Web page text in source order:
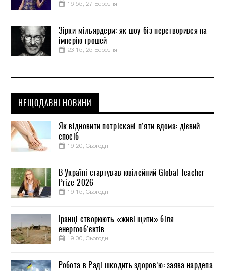
16:55, 27 Березня
Зірки-мільярдери: як шоу-біз перетворився на
імперію грошей
23:15, 25 Березня
НЕЩОДАВНІ НОВИНИ
Як відновити потріскані п’яти вдома: дієвий
спосіб
19:20, Сьогодні
В Україні стартував ювілейний Global Teacher
Prize-2026
19:15, Сьогодні
Іранці створюють «живі щити» біля
енергооб’єктів
19:00, Сьогодні
Робота в Раді шкодить здоров’ю: заява нардепа